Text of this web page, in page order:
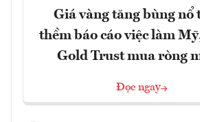
Giá vàng tăng bùng nổ
thềm báo cáo việc làm
Gold Trust mua ròng
Đọc ngay